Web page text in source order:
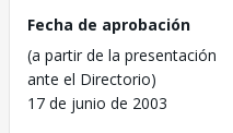
Fecha de aprobación
(a partir de la presentación
ante el Directorio)
17 de junio de 2003